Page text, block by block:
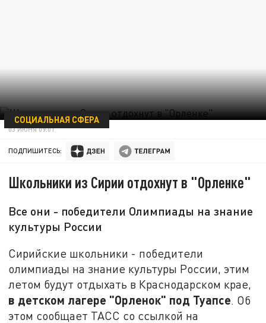
СОЦИАЛЬНАЯ СФЕРА
03 ИЮНЯ 09:01
ПОДПИШИТЕСЬ:
Школьники из Сирии отдохнут в "Орленке"
Все они - победители Олимпиады на знание
культуры России
Сирийские школьники - победители
олимпиады на знание культуры России, этим
летом будут отдыхать в Краснодарском крае,
в детском лагере "Орленок" под Туапсе. Об
этом сообщает ТАСС со ссылкой на